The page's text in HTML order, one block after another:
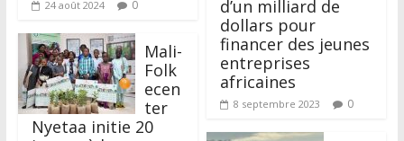
24 août 2024 0
Mali-
Folk
ecen
ter
Nyetaa initie 20
d’un milliard de
dollars pour
financer des jeunes
entreprises
africaines
8 septembre 2023 0